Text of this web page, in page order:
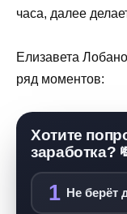
часа, далее
Елизавета
ряд моментов:
Хотите
заработка?
1 Не берёт